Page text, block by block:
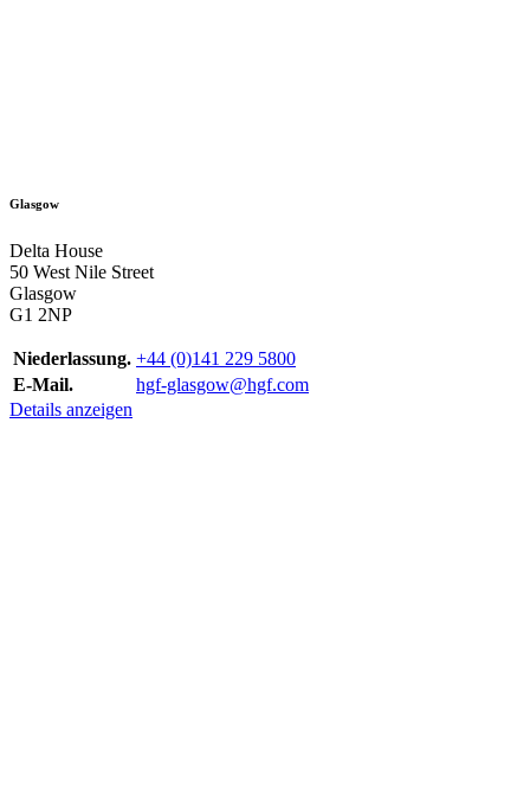
Glasgow
Delta House
50 West Nile Street
Glasgow
G1 2NP
Niederlassung. +44 (0)141 229 5800
E-Mail.
hgf-glasgow@hgf.com
Details anzeigen